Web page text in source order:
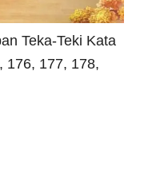
Teka-Teki Kata
176, 177, 178,